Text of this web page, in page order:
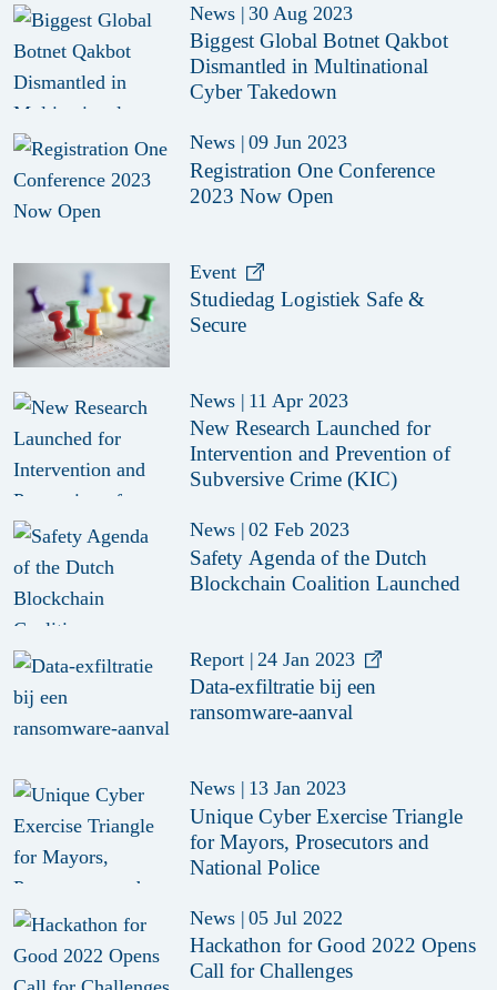
News | 30 Aug 2023
Biggest Global Botnet Qakbot
Dismantled in Multinational
Cyber Takedown
News | 09 Jun 2023
Registration One Conference
2023 Now Open
Event
Studiedag Logistiek Safe &
Secure
News | 11 Apr 2023
New Research Launched for
Intervention and Prevention of
Subversive Crime (KIC)
News | 02 Feb 2023
Safety Agenda of the Dutch
Blockchain Coalition Launched
Report | 24 Jan 2023
Data-exfiltratie bij een
ransomware-aanval
News | 13 Jan 2023
Unique Cyber Exercise Triangle
for Mayors, Prosecutors and
National Police
News | 05 Jul 2022
Hackathon for Good 2022 Opens
Call for Challenges